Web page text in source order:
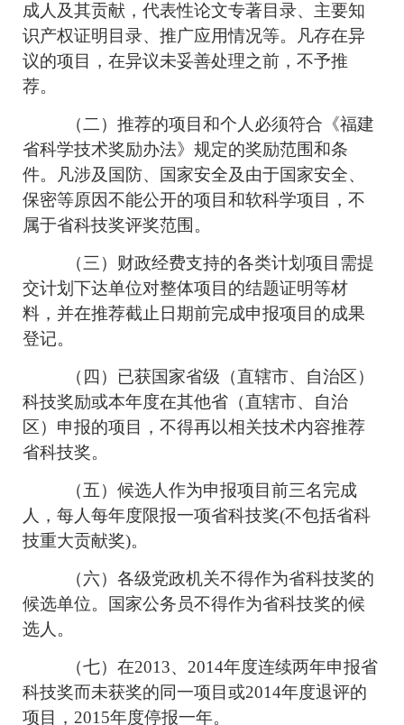
成人及其贡献，代表性论文专著目录、主要知
识产权证明目录、推广应用情况等。凡存在异
议的项目，在异议未妥善处理之前，不予推
荐。
（二）推荐的项目和个人必须符合《福建
省科学技术奖励办法》规定的奖励范围和条
件。凡涉及国防、国家安全及由于国家安全、
保密等原因不能公开的项目和软科学项目，不
属于省科技奖评奖范围。
（三）财政经费支持的各类计划项目需提
交计划下达单位对整体项目的结题证明等材
料，并在推荐截止日期前完成申报项目的成果
登记。
（四）已获国家省级（直辖市、自治区）
科技奖励或本年度在其他省（直辖市、自治
区）申报的项目，不得再以相关技术内容推荐
省科技奖。
（五）候选人作为申报项目前三名完成
人，每人每年度限报一项省科技奖(不包括省科
技重大贡献奖)。
（六）各级党政机关不得作为省科技奖的
候选单位。国家公务员不得作为省科技奖的候
选人。
（七）在2013、2014年度连续两年申报省
科技奖而未获奖的同一项目或2014年度退评的
项目，2015年度停报一年。